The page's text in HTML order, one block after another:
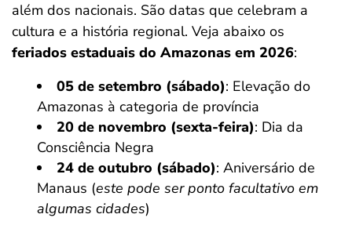
além dos nacionais. São datas que celebram a
cultura e a história regional. Veja abaixo os
feriados estaduais do Amazonas em 2026:
05 de setembro (sábado): Elevação do
Amazonas à categoria de província
20 de novembro (sexta-feira): Dia da
Consciência Negra
24 de outubro (sábado): Aniversário de
Manaus (este pode ser ponto facultativo em
algumas cidades)